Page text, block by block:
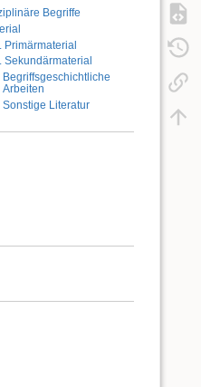
Begriffe
Primärmaterial
Sekundärmaterial
Begriffsgeschichtliche
Arbeiten
Sonstige Literatur